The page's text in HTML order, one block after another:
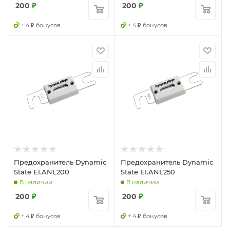
200 ₽
+ 4 ₽ бонусов
200 ₽
+ 4 ₽ бонусов
Предохранитель Dynamic
State EI.ANL200
В наличии
200 ₽
+ 4 ₽ бонусов
Предохранитель Dynamic
State EI.ANL250
В наличии
200 ₽
+ 4 ₽ бонусов